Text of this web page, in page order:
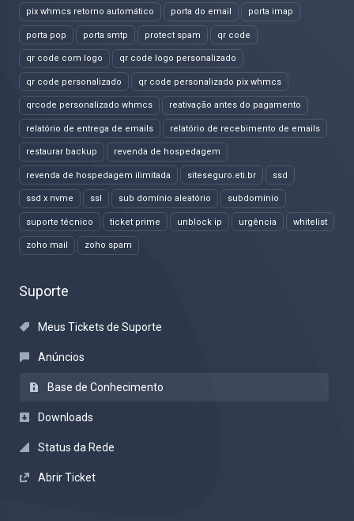
pix whmcs retorno automático porta do email porta imap
porta pop porta smtp protect spam qr code
qr code com logo qr code logo personalizado
qr code personalizado qr code personalizado pix whmcs
qrcode personalizado whmcs reativação antes do pagamento
relatório de entrega de emails relatório de recebimento de emails
restaurar backup revenda de hospedagem
revenda de hospedagem ilimitada siteseguro.eti.br ssd
ssd x nvme ssl sub domínio aleatório subdomínio
suporte técnico ticket prime unblock ip urgência whitelist
zoho mail zoho spam
Suporte
Meus Tickets de Suporte
Anúncios
Base de Conhecimento
Downloads
Status da Rede
Abrir Ticket